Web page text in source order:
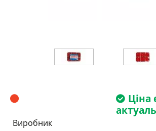
Ціна
Виробник